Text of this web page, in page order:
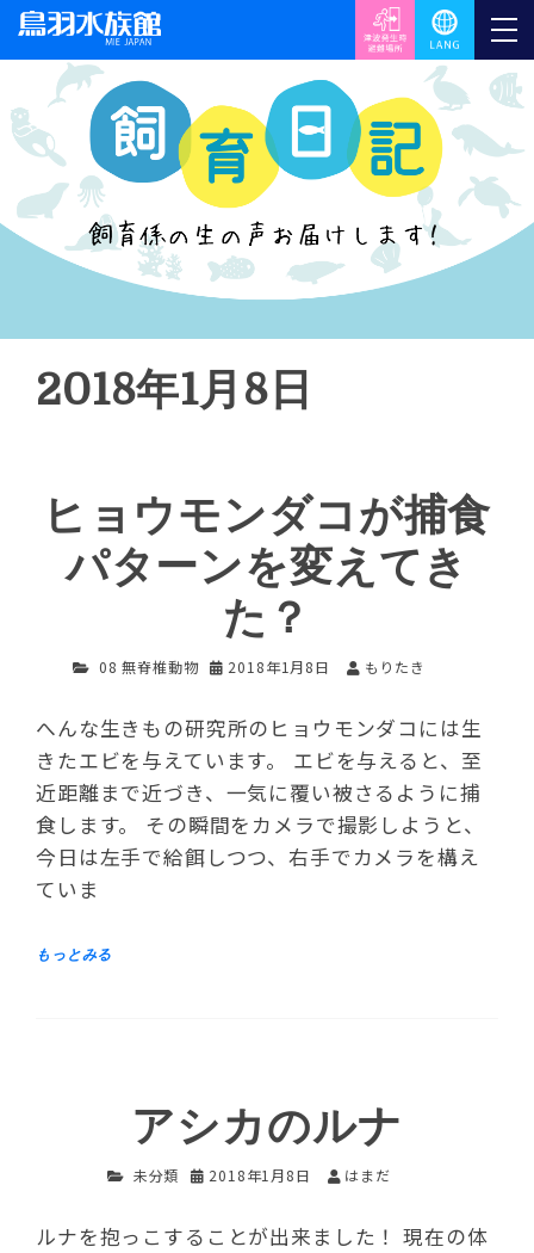
2018年1月8日
ヒョウモンダコが捕食
パターンを変えてき
た？
08 無脊椎動物 2018年1月8日 もりたき
へんな生きもの研究所のヒョウモンダコには生
きたエビを与えています。 エビを与えると、至
近距離まで近づき、一気に覆い被さるように捕
食します。 その瞬間をカメラで撮影しようと、
今日は左手で給餌しつつ、右手でカメラを構え
ていま
アシカのルナ
未分類 2018年1月8日 はまだ
ルナを抱っこすることが出来ました！ 現在の体